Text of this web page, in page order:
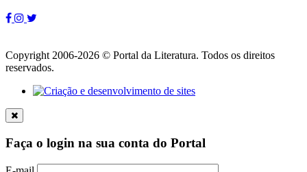
Copyright 2006-2026 © Portal da Literatura. Todos os direitos
reservados.
Faça o login na sua conta do Portal